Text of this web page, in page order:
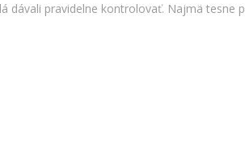
dávali pravidelne kontrolovať. Najmä tesne